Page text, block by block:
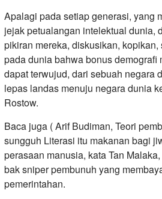
Apalagi pada setiap generasi, yang
jejak petualangan intelektual dunia,
pikiran mereka, diskusikan,
pada dunia bahwa bonus demografi
dapat terwujud, dari sebuah negara
lepas landas menuju negara dunia
Rostow.
Baca juga ( Arif Budiman, Teori
sungguh Literasi itu makanan bagi
perasaan manusia, kata Tan
bak sniper pembunuh yang
pemerintahan.